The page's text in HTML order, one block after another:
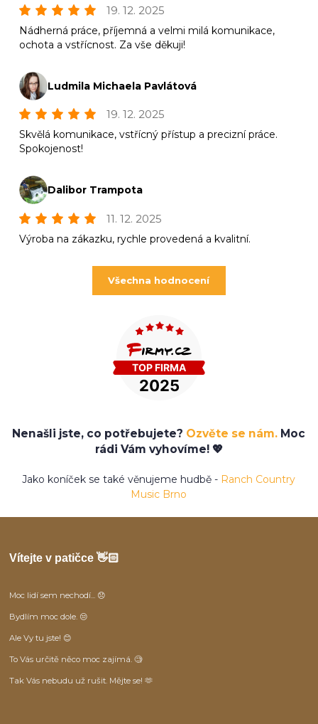
19. 12. 2025
Nádherná práce, příjemná a velmi milá komunikace,
ochota a vstřícnost. Za vše děkuji!
Ludmila Michaela Pavlátová
19. 12. 2025
Skvělá komunikace, vstřícný přístup a precizní práce.
Spokojenost!
Dalibor Trampota
11. 12. 2025
Výroba na zákazku, rychle provedená a kvalitní.
Všechna hodnocení
Nenašli jste, co potřebujete? Ozvěte se nám. Moc
rádi Vám vyhovíme! 💖
Jako koníček se také věnujeme hudbě - Ranch Country
Music Brno
Vítejte v patičce 👋🏻
Moc lidí sem nechodí... 😞
Bydlím moc dole. 😒
Ale Vy tu jste! 😊
To Vás určitě něco moc zajímá. 🧐
Tak Vás nebudu už rušit. Mějte se! 🫶